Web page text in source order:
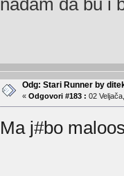
nadam da bu i
Odg: Stari Runner by
« Odgovori #183 : 02
Ma j#bo